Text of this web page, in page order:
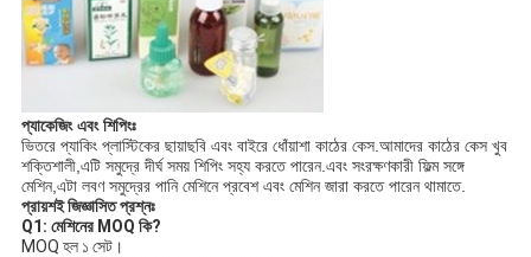
প্যাকেজিং এবং শিপিংঃ
ভিতরে প্যাকিং প্লাস্টিকের ছায়াছবি এবং বাইরে ধোঁয়াশা কাঠের কেস.আমাদের কাঠের কেস খুব
শক্তিশালী,এটি সমুদ্রে দীর্ঘ সময় শিপিং সহ্য করতে পারেন.এবং সংরক্ষণকারী ফিল্ম সঙ্গে
মেশিন,এটা লবণ সমুদ্রের পানি মেশিনে প্রবেশ এবং মেশিন জারা করতে পারেন থামাতে.
প্রায়শই জিজ্ঞাসিত প্রশ্নঃ
Q1: মেশিনের MOQ কি?
MOQ হল ১ সেট।